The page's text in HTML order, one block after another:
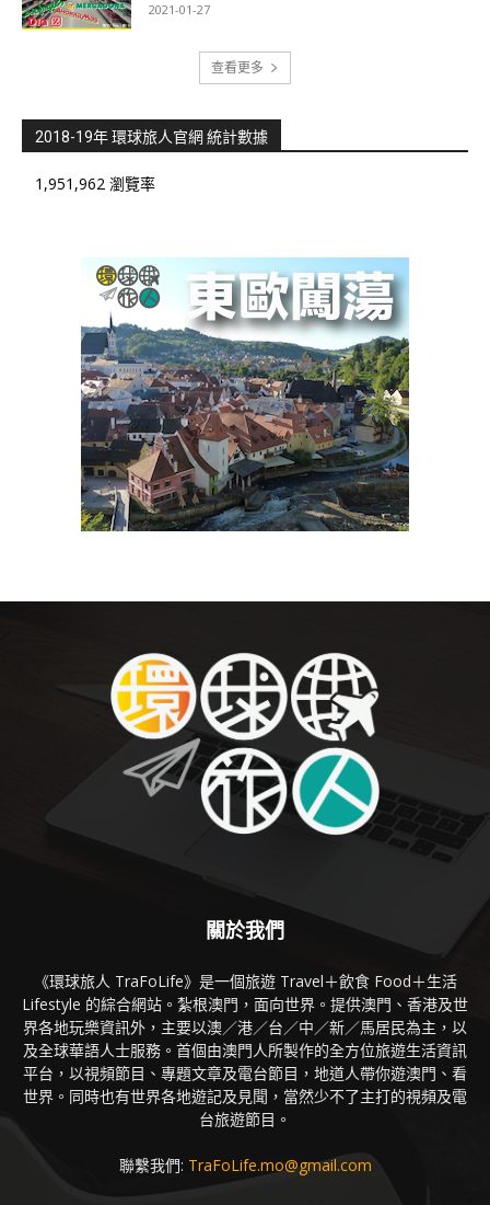
2021-01-27
查看更多
2018-19年 環球旅人官網 統計數據
1,951,962 瀏覽率
關於我們
《環球旅人 TraFoLife》是一個旅遊 Travel＋飲食 Food＋生活
Lifestyle 的綜合網站。紮根澳門，面向世界。提供澳門、香港及世
界各地玩樂資訊外，主要以澳／港／台／中／新／馬居民為主，以
及全球華語人士服務。首個由澳門人所製作的全方位旅遊生活資訊
平台，以視頻節目、專題文章及電台節目，地道人帶你遊澳門、看
世界。同時也有世界各地遊記及見聞，當然少不了主打的視頻及電
台旅遊節目。
聯繫我們: TraFoLife.mo@gmail.com